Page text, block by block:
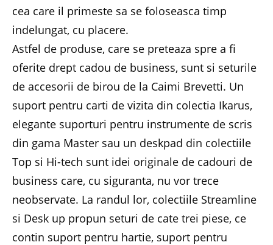
cea care il primeste sa se foloseasca timp
indelungat, cu placere.
Astfel de produse, care se preteaza spre a fi
oferite drept cadou de business, sunt si seturile
de accesorii de birou de la Caimi Brevetti. Un
suport pentru carti de vizita din colectia Ikarus,
elegante suporturi pentru instrumente de scris
din gama Master sau un deskpad din colectiile
Top si Hi-tech sunt idei originale de cadouri de
business care, cu siguranta, nu vor trece
neobservate. La randul lor, colectiile Streamline
si Desk up propun seturi de cate trei piese, ce
contin suport pentru hartie, suport pentru